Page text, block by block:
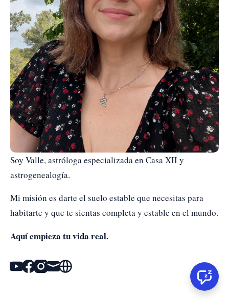
Soy Valle, astróloga especializada en Casa XII y
astrogenealogía.
Mi misión es darte el suelo estable que necesitas para
habitarte y que te sientas completa y estable en el mundo.
Aquí empieza tu vida real.
YoutubeFacebook
Instagram
MailWebsite